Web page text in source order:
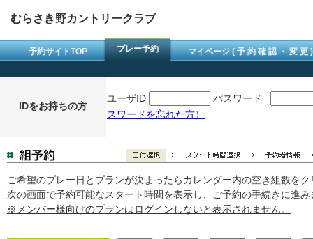
むらさき野カントリークラブ
予約サイトTOP プレー予約 マイページ ( 予 約 確 認 ・ 変 更 )
IDをお持ちの方
ユーザID
パスワード
スワードを忘れた方）
ご希望のプレー日とプランが決まったらカレンダー内の空き組数を
次の画面で予約可能なスタート時間を表示し、ご予約の手続きに進み
※メンバー様向けのプランはログインしないと表示されません。